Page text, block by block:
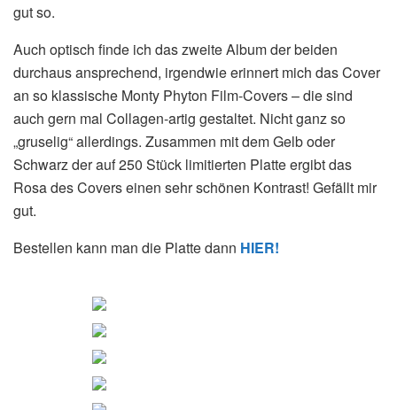
gut so.
Auch optisch finde ich das zweite Album der beiden
durchaus ansprechend, irgendwie erinnert mich das Cover
an so klassische Monty Phyton Film-Covers – die sind
auch gern mal Collagen-artig gestaltet. Nicht ganz so
„gruselig“ allerdings. Zusammen mit dem Gelb oder
Schwarz der auf 250 Stück limitierten Platte ergibt das
Rosa des Covers einen sehr schönen Kontrast! Gefällt mir
gut.
Bestellen kann man die Platte dann HIER!